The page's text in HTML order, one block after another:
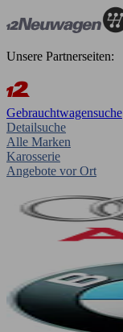
Unsere Partnerseiten:
Gebrauchtwagensuche
Detailsuche
Alle Marken
Karosserie
Angebote vor Ort